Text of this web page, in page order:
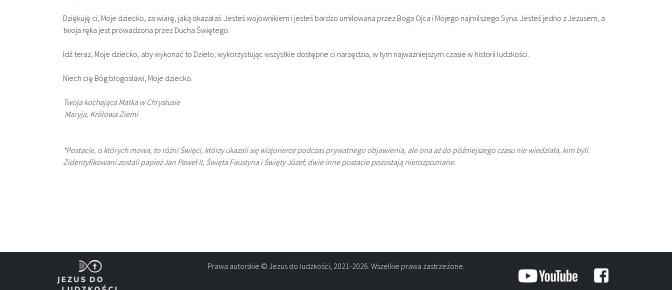
Dziękuję ci, Moje dziecko, za wiarę, jaką okazałaś. Jesteś wojownikiem i jesteś bardzo umiłowana przez Boga Ojca i Mojego najmilszego Syna. Jesteś jedno z Jezusem, a
twoja ręka jest prowadzona przez Ducha Świętego.
Idź teraz, Moje dziecko, aby wykonać to Dzieło, wykorzystując wszystkie dostępne ci narzędzia, w tym najważniejszym czasie w historii ludzkości.
Niech cię Bóg błogosławi, Moje dziecko.
Twoja kochająca Matka w Chrystusie
Maryja, Królowa Ziemi
*Postacie, o których mowa, to różni Święci, którzy ukazali się wizjonerce podczas prywatnego objawienia, ale ona aż do późniejszego czasu nie wiedziała, kim byli.
Zidentyfikowani zostali papież Jan Paweł II, Święta Faustyna i Święty Józef; dwie inne postacie pozostają nierozpoznane.
Prawa autorskie © Jezus do ludzkości, 2021-2026. Wszelkie prawa zastrzeżone.